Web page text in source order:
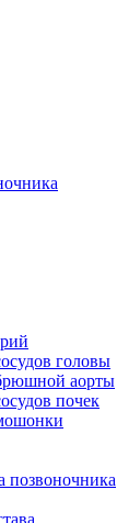
головы
аорты
почек
позвоночника